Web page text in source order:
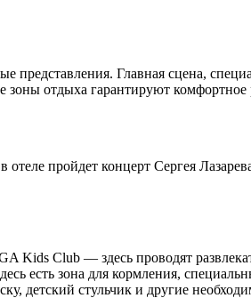
Главная сцена,
отдыха гарантируют
пройдет концерт Сергея
Kids Club — здесь проводят
есть зона для кормления,
детский стульчик и другие